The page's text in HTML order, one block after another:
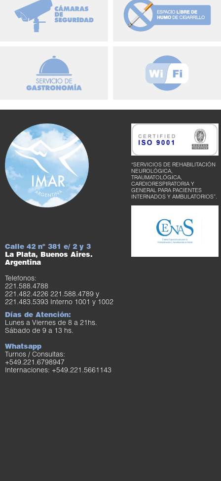
Calle 42 nº 381 e/ 2 y 3
La Plata, Buenos Aires.
Argentina
Telefonos:
221.588.4788
221.482.4226 221.588.4789 y
221.483.5393 Interno 1001 y 1002
Días de Atención:
Lunes a Viernes de 8 a 21hs.
Sábado de 9 a 13 hs.
Whatsapp
Turnos / Consultas:
+549.221.6798947
Internaciones: +549.221.5661143
“SERVICIOS DE REHABILITACIÓN
NEUROLÓGICA,
TRAUMATOLÓGICA,
CARDIORESPIRATORIA Y
GENERAL PARA PACIENTES
INTERNADOS Y AMBULATORIOS”.